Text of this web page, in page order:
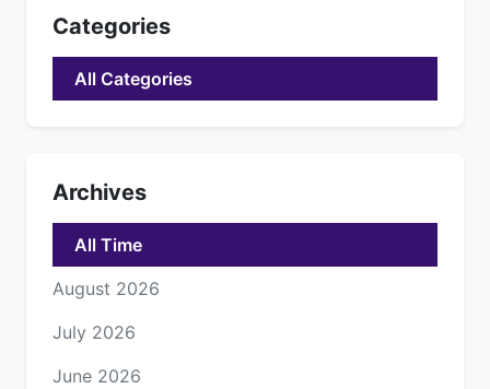
Categories
All Categories
Archives
All Time
August 2026
July 2026
June 2026